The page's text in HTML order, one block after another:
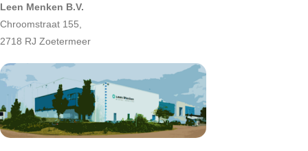
Leen Menken B.V.
Chroomstraat 155,
2718 RJ Zoetermeer